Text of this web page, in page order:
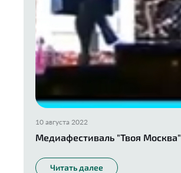
10 августа 2022
Медиафестиваль "Твоя Москва"
Читать далее